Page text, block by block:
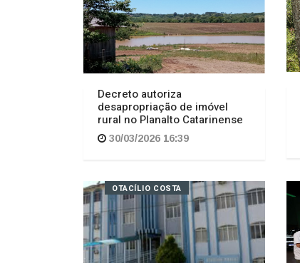
Decreto autoriza
desapropriação de imóvel
rural no Planalto Catarinense
30/03/2026 16:39
OTACÍLIO COSTA